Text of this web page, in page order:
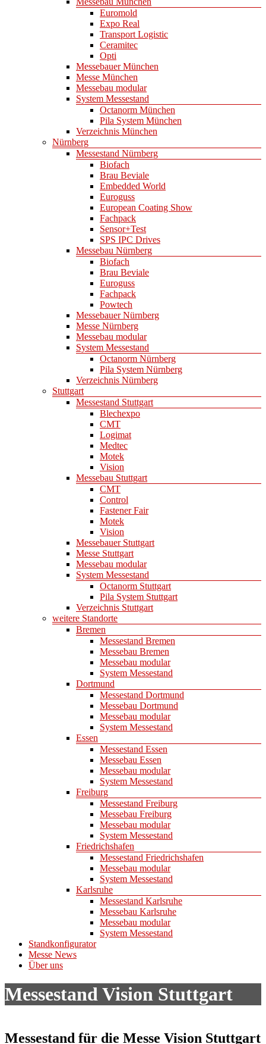
Euromold
Expo Real
Transport Logistic
Ceramitec
Opti
Messebauer München
Messe München
Messebau modular
System Messestand
Octanorm München
Pila System München
Verzeichnis München
Nürnberg
Messestand Nürnberg
Biofach
Brau Beviale
Embedded World
Euroguss
European Coating Show
Fachpack
Sensor+Test
SPS IPC Drives
Messebau Nürnberg
Biofach
Brau Beviale
Euroguss
Fachpack
Powtech
Messebauer Nürnberg
Messe Nürnberg
Messebau modular
System Messestand
Octanorm Nürnberg
Pila System Nürnberg
Verzeichnis Nürnberg
Stuttgart
Messestand Stuttgart
Blechexpo
CMT
Logimat
Medtec
Motek
Vision
Messebau Stuttgart
CMT
Control
Fastener Fair
Motek
Vision
Messebauer Stuttgart
Messe Stuttgart
Messebau modular
System Messestand
Octanorm Stuttgart
Pila System Stuttgart
Verzeichnis Stuttgart
weitere Standorte
Bremen
Messestand Bremen
Messebau Bremen
Messebau modular
System Messestand
Dortmund
Messestand Dortmund
Messebau Dortmund
Messebau modular
System Messestand
Essen
Messestand Essen
Messebau Essen
Messebau modular
System Messestand
Freiburg
Messestand Freiburg
Messebau Freiburg
Messebau modular
System Messestand
Friedrichshafen
Messestand Friedrichshafen
Messebau modular
System Messestand
Karlsruhe
Messestand Karlsruhe
Messebau Karlsruhe
Messebau modular
System Messestand
Standkonfigurator
Messe News
Über uns
Messestand Vision Stuttgart
Messestand für die Messe Vision Stuttgart